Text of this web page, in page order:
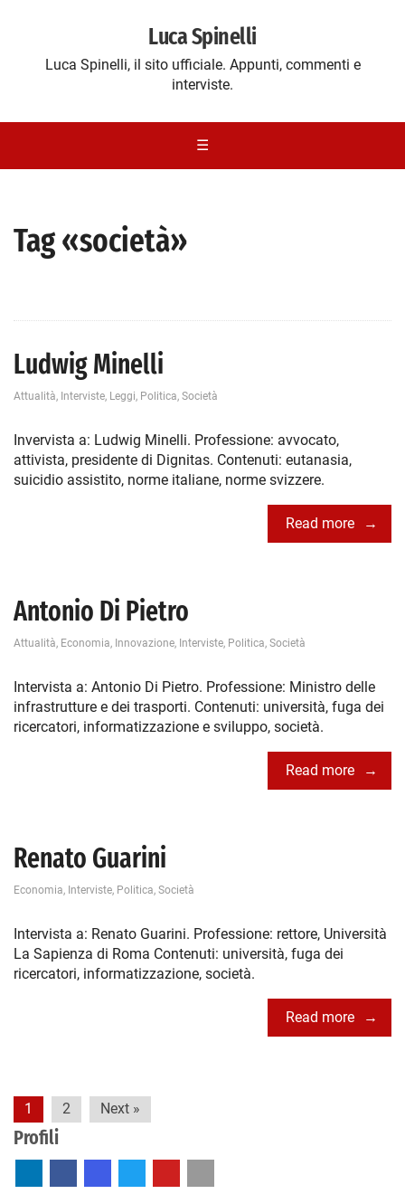
Luca Spinelli
Luca Spinelli, il sito ufficiale. Appunti, commenti e
interviste.
☰
Tag «società»
Ludwig Minelli
Attualità, Interviste, Leggi, Politica, Società
Invervista a: Ludwig Minelli. Professione: avvocato,
attivista, presidente di Dignitas. Contenuti: eutanasia,
suicidio assistito, norme italiane, norme svizzere.
Read more
Antonio Di Pietro
Attualità, Economia, Innovazione, Interviste, Politica, Società
Intervista a: Antonio Di Pietro. Professione: Ministro delle
infrastrutture e dei trasporti. Contenuti: università, fuga dei
ricercatori, informatizzazione e sviluppo, società.
Read more
Renato Guarini
Economia, Interviste, Politica, Società
Intervista a: Renato Guarini. Professione: rettore, Università
La Sapienza di Roma Contenuti: università, fuga dei
ricercatori, informatizzazione, società.
Read more
Paginazione
degli
articoli
1 2 Next »
Profili